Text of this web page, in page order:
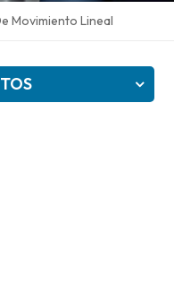
Movimiento Lineal